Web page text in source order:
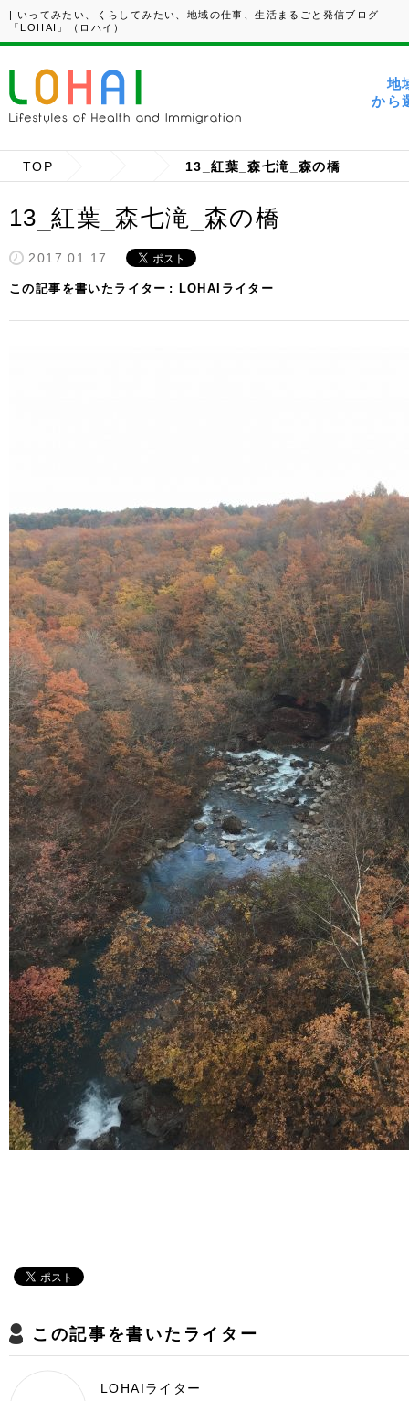
| いってみたい、くらしてみたい、地域の仕事、生活まるごと発信ブログ
「LOHAI」（ロハイ）
地
から
TOP 13_紅葉_森七滝_森の橋
13_紅葉_森七滝_森の橋
2017.01.17
この記事を書いたライター LOHAIライター
この記事を書いたライター
LOHAIライター